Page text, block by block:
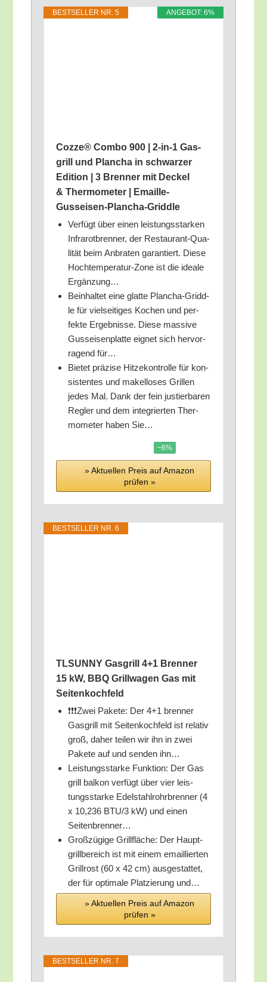
ANGE­BOT: 6%
BEST­SEL­LER NR. 5
Coz­ze® Com­bo 900 | 2‑in‑1 Gas­
grill und Plan­cha in schwar­zer
Edi­ti­on | 3 Bren­ner mit Deckel
& Ther­mo­me­ter | Emaille-
Gusseisen-Plancha-Griddle
Ver­fügt über einen leis­tungs­star­ken
Infra­rot­bren­ner, der Restau­rant-Qua­
li­tät beim Anbra­ten garan­tiert. Die­se
Hoch­tem­pe­ra­tur-Zone ist die idea­le
Ergänzung…
Beinhal­tet eine glat­te Plan­cha-Gridd­
le für viel­sei­ti­ges Kochen und per­
fek­te Ergeb­nis­se. Die­se mas­si­ve
Guss­ei­sen­plat­te eig­net sich her­vor­
ra­gend für…
Bie­tet prä­zi­se Hit­ze­kon­trol­le für kon­
sis­ten­tes und makel­lo­ses Gril­len
jedes Mal. Dank der fein jus­tier­ba­ren
Reg­ler und dem inte­grier­ten Ther­
mo­me­ter haben Sie…
−6%
» Aktu­el­len Preis auf Ama­zon
prü­fen »
BEST­SEL­LER NR. 6
TLSUNNY Gas­grill 4+1 Bren­ner
15 kW, BBQ Grill­wa­gen Gas mit
Seitenkochfeld
❗️❗️❗️Zwei Pake­te: Der 4+1 bren­ner
Gas­grill mit Sei­ten­koch­feld ist rela­tiv
groß, daher tei­len wir ihn in zwei
Pake­te auf und sen­den ihn…
Leis­tungs­star­ke Funk­ti­on: Der Gas
grill bal­kon ver­fügt über vier leis­
tungs­star­ke Edel­stahl­rohr­bren­ner (4
x 10,236 BTU/​3 kW) und einen
Seitenbrenner…
Groß­zü­gi­ge Grill­flä­che: Der Haupt­
grill­be­reich ist mit einem email­lier­ten
Grill­rost (60 x 42 cm) aus­ge­stat­tet,
der für opti­ma­le Plat­zie­rung und…
» Aktu­el­len Preis auf Ama­zon
prü­fen »
BEST­SEL­LER NR. 7